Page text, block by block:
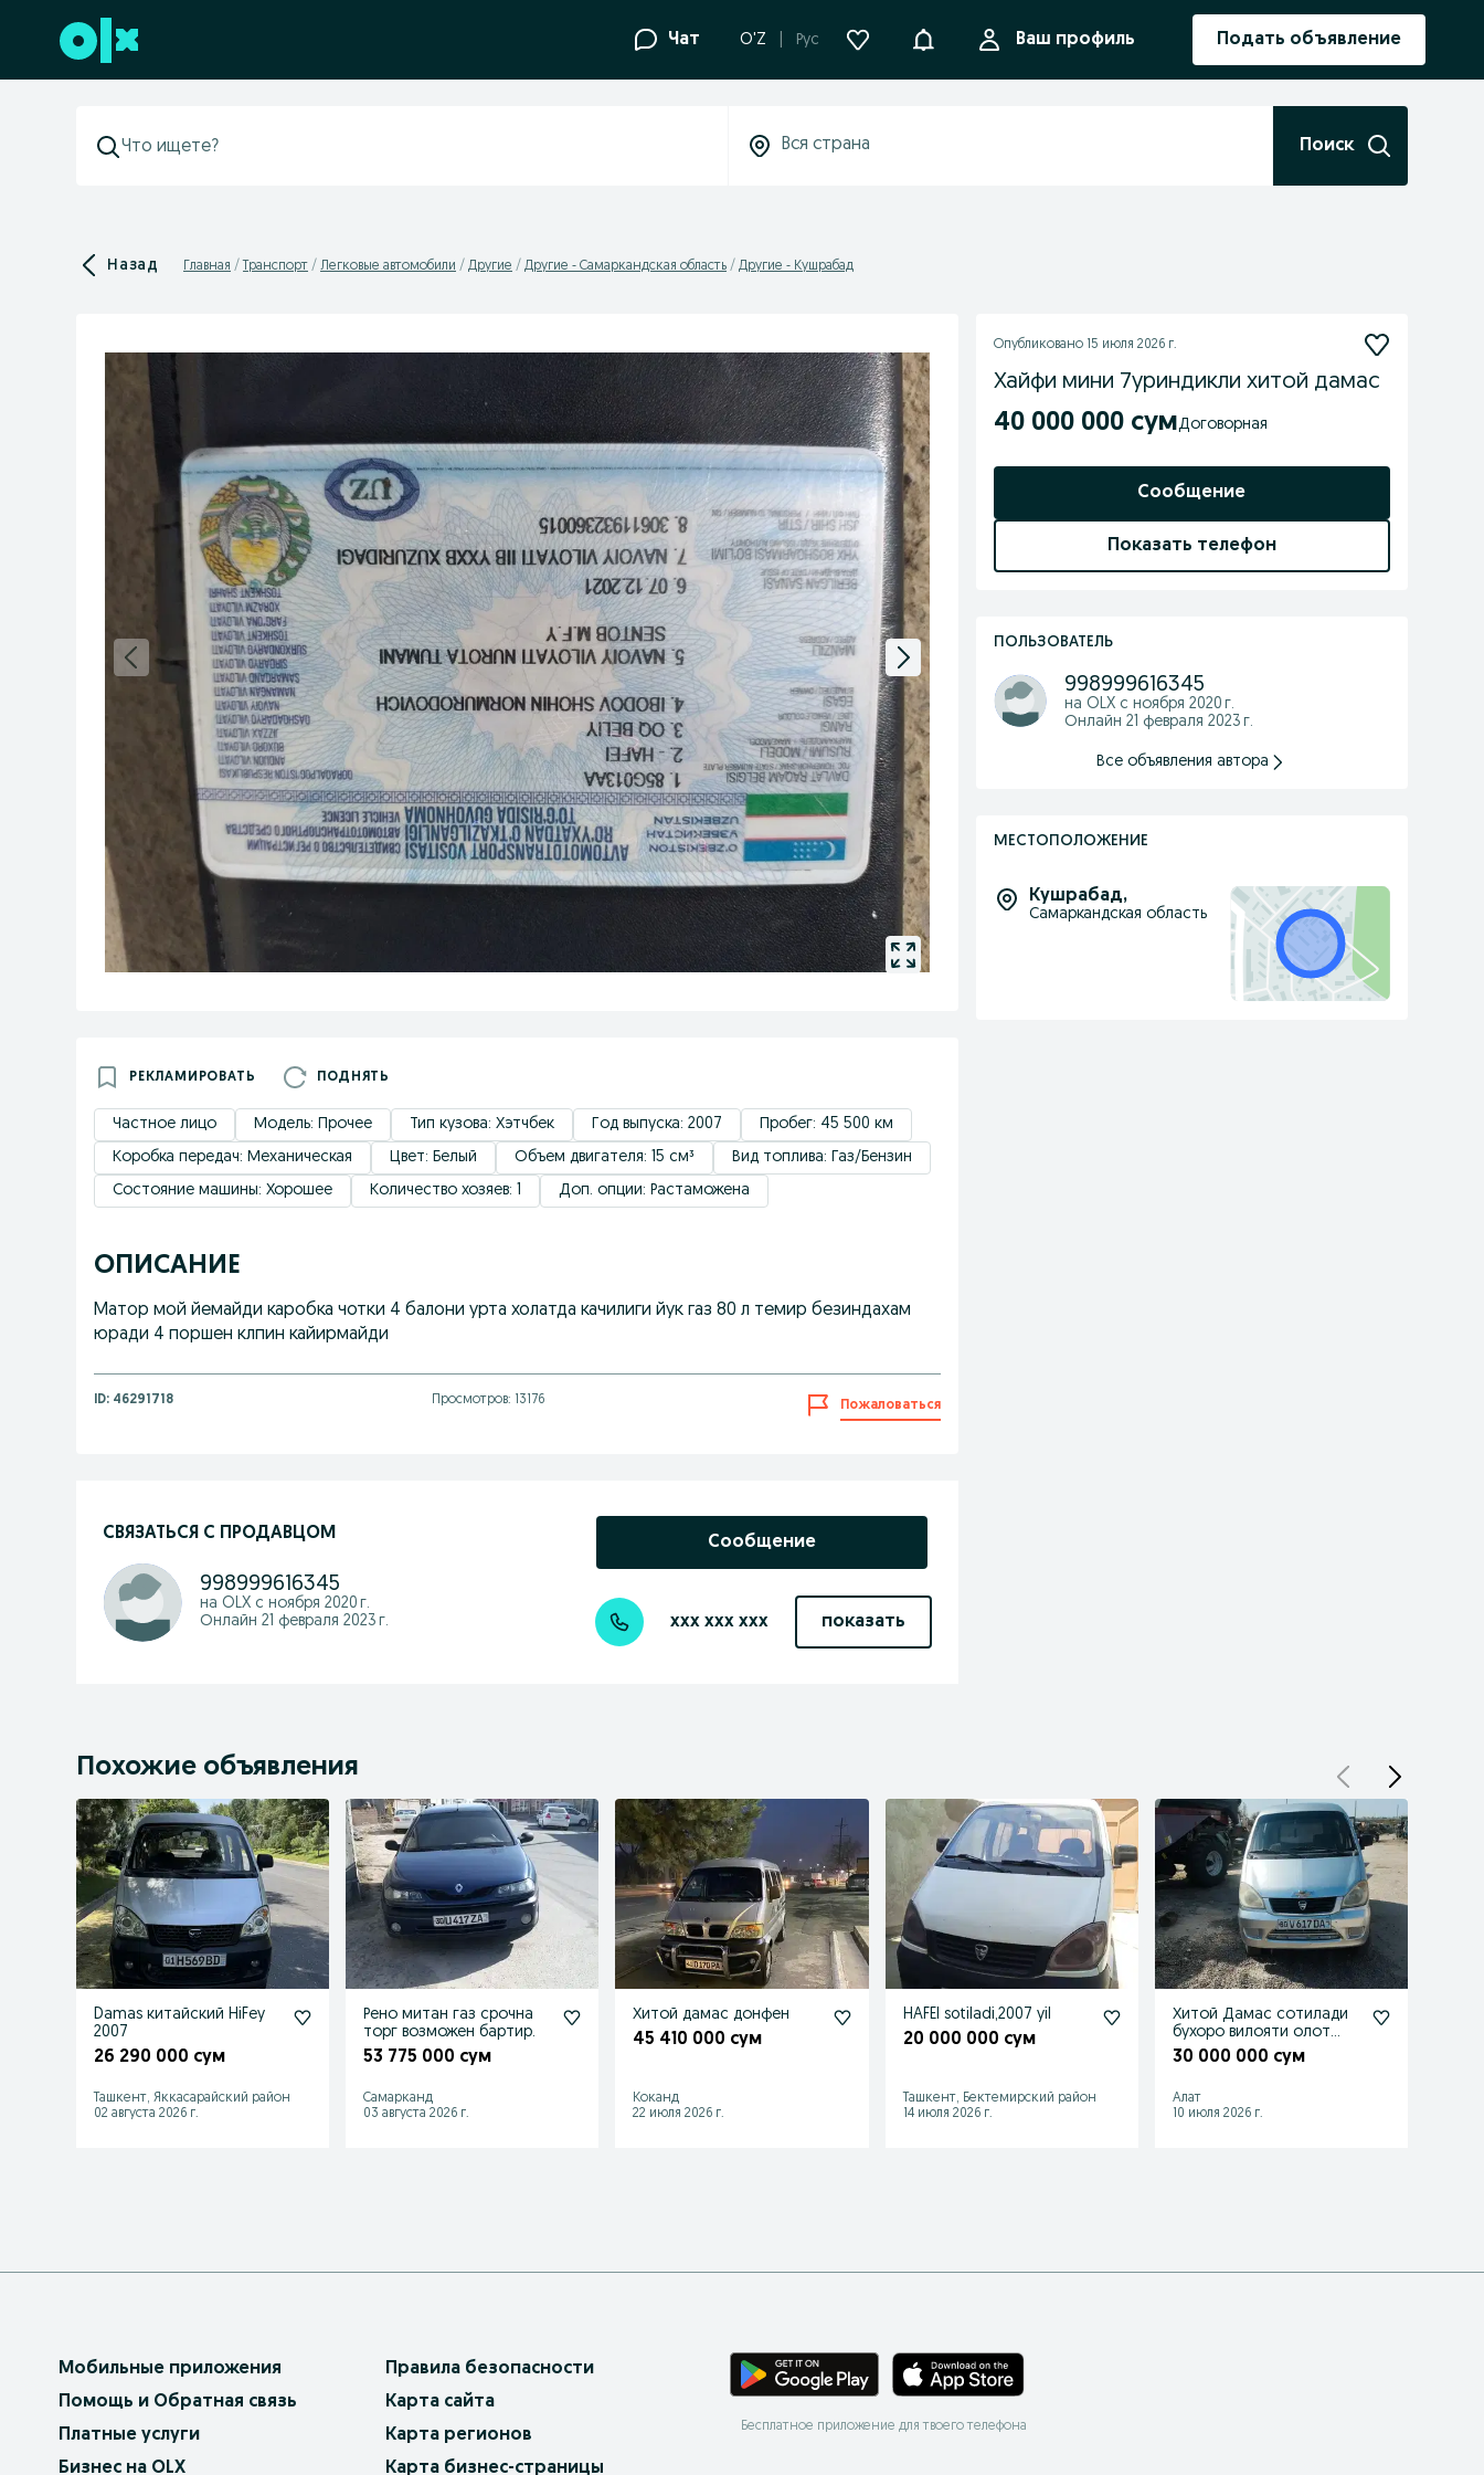
Перейти к нижнему колонтитулу Чат O'Z Рус УведомленияВаш профиль Подать объявление
Поиск
Назад Главная Транспорт Легковые автомобили Другие Другие - Самаркандская область Другие - Кушрабад
РЕКЛАМИРОВАТЬ ПОДНЯТЬ
Частное лицо Модель: Прочее Тип кузова: Хэтчбек Год выпуска: 2007
Пробег: 45 500 км
Коробка передач: Механическая
Цвет: Белый Объем двигателя: 15 см³
Вид топлива: Газ/Бензин
Состояние машины: Хорошее
Количество хозяев: 1 Доп. опции: Растаможена
ОПИСАНИЕ
Матор мой йемайди каробка чотки 4 балони урта холатда качилиги йук газ 80 л темир безиндахам
юради 4 поршен клпин кайирмайди
ID: 46291718 Просмотров: 13176 Пожаловаться
СВЯЗАТЬСЯ С ПРОДАВЦОМ
998999616345
на OLX с ноября 2020 г.
Онлайн 21 февраля 2023 г.
Сообщение
xxx xxx xxx показать
Опубликовано 15 июля 2026 г.
Хайфи мини 7уриндикли хитой дамас
40 000 000 сум Договорная
Сообщение
Показать телефон
ПОЛЬЗОВАТЕЛЬ
998999616345
на OLX с ноября 2020 г.
Онлайн 21 февраля 2023 г.
Все объявления автора
МЕСТОПОЛОЖЕНИЕ
Кушрабад,
Самаркандская область
Похожие объявления
Damas китайский HiFey
2007
26 290 000 сум
Ташкент, Яккасарайский район
02 августа 2026 г.
Рено митан газ срочна
торг возможен бартир.
53 775 000 сум
Самарканд
03 августа 2026 г.
Хитой дамас донфен
45 410 000 сум
Коканд
22 июля 2026 г.
HAFEI sotiladi,2007 yil
20 000 000 сум
Ташкент, Бектемирский район
14 июля 2026 г.
Хитой Дамас сотилади
бухоро вилояти олот
туманида
30 000 000 сум
Алат
10 июля 2026 г.
Мобильные приложения
Помощь и Обратная связь
Платные услуги
Бизнес на OLX
Правила безопасности
Карта сайта
Карта регионов
Карта бизнес-страницы
Бесплатное приложение для твоего телефона